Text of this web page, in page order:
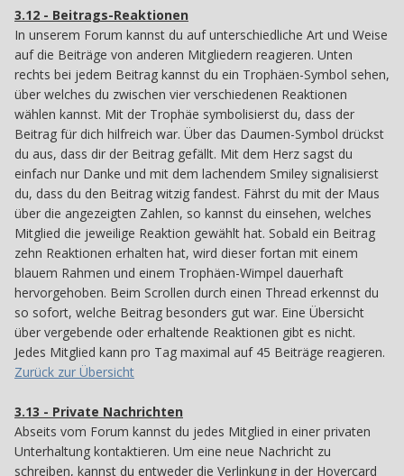
3.12 - Beitrags-Reaktionen
In unserem Forum kannst du auf unterschiedliche Art und Weise
auf die Beiträge von anderen Mitgliedern reagieren. Unten
rechts bei jedem Beitrag kannst du ein Trophäen-Symbol sehen,
über welches du zwischen vier verschiedenen Reaktionen
wählen kannst. Mit der Trophäe symbolisierst du, dass der
Beitrag für dich hilfreich war. Über das Daumen-Symbol drückst
du aus, dass dir der Beitrag gefällt. Mit dem Herz sagst du
einfach nur Danke und mit dem lachendem Smiley signalisierst
du, dass du den Beitrag witzig fandest. Fährst du mit der Maus
über die angezeigten Zahlen, so kannst du einsehen, welches
Mitglied die jeweilige Reaktion gewählt hat. Sobald ein Beitrag
zehn Reaktionen erhalten hat, wird dieser fortan mit einem
blauem Rahmen und einem Trophäen-Wimpel dauerhaft
hervorgehoben. Beim Scrollen durch einen Thread erkennst du
so sofort, welche Beitrag besonders gut war. Eine Übersicht
über vergebende oder erhaltende Reaktionen gibt es nicht.
Jedes Mitglied kann pro Tag maximal auf 45 Beiträge reagieren.
Zurück zur Übersicht
3.13 - Private Nachrichten
Abseits vom Forum kannst du jedes Mitglied in einer privaten
Unterhaltung kontaktieren. Um eine neue Nachricht zu
schreiben, kannst du entweder die Verlinkung in der Hovercard